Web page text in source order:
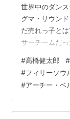
世界中のダン
グマ・サウン
だ売れっ子と
サーチームだ
らの最大の成
たアトランテ
仕事が舞い込
ン・アップ）
レルズのプロ
#高橋健太郎 #
#フィリーソウ
#アーチー・ベ